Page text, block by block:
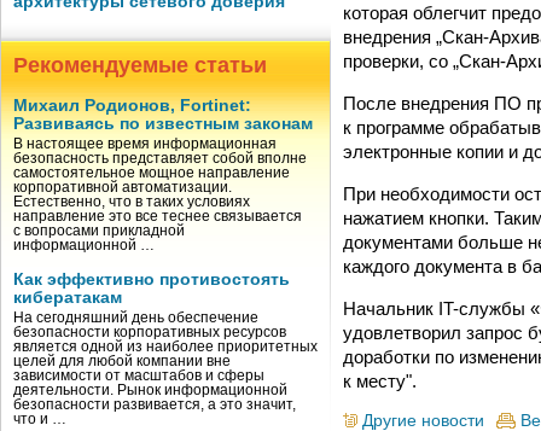
Рекомендуемые статьи
Михаил Родионов, Fortinet:
Развиваясь по известным законам
В настоящее время информационная
безопасность представляет собой вполне
самостоятельное мощное направление
корпоративной автоматизации.
Естественно, что в таких условиях
направление это все теснее связывается
с вопросами прикладной
информационной …
Как эффективно противостоять
кибератакам
На сегодняшний день обеспечение
безопасности корпоративных ресурсов
является одной из наиболее приоритетных
целей для любой компании вне
зависимости от масштабов и сферы
деятельности. Рынок информационной
безопасности развивается, а это значит,
что и …
которая облегчит
внедрения „Скан-
проверки, со „Скан-
После внедрения ПО
к программе
электронные копии и
При необходимости
нажатием кнопки.
документами больше
каждого документа в
Начальник IT-службы
удовлетворил запрос
доработки по
к месту".
Другие новости